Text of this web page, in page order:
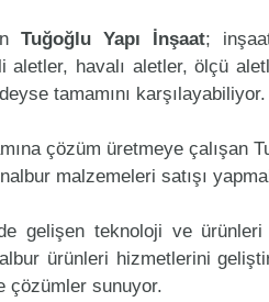
Tuğoğlu Yapı İnşaat;
aletler, havalı aletler, ölçü
tamamını karşılayabiliyor.
çözüm üretmeye çalışan
malzemeleri satışı
gelişen teknoloji ve
ürünleri hizmetlerini
çözümler sunuyor.